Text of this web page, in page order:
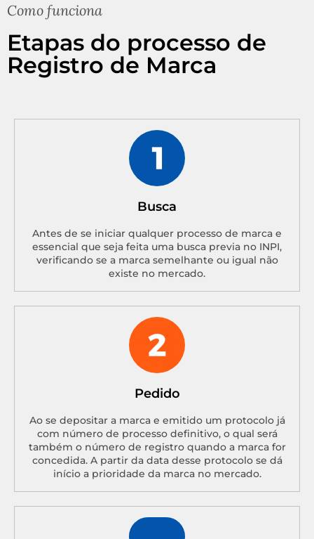
Como funciona
Etapas do processo de
Registro de Marca
Busca
Antes de se iniciar qualquer processo de marca e
essencial que seja feita uma busca previa no INPI,
verificando se a marca semelhante ou igual não
existe no mercado.
Pedido
Ao se depositar a marca e emitido um protocolo já
com número de processo definitivo, o qual será
também o número de registro quando a marca for
concedida. A partir da data desse protocolo se dá
início a prioridade da marca no mercado.